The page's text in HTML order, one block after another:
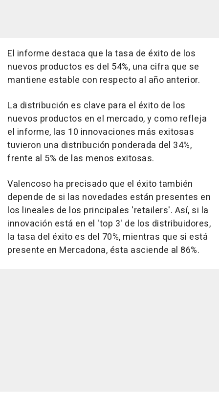
El informe destaca que la tasa de éxito de los
nuevos productos es del 54%, una cifra que se
mantiene estable con respecto al año anterior.
La distribución es clave para el éxito de los
nuevos productos en el mercado, y como refleja
el informe, las 10 innovaciones más exitosas
tuvieron una distribución ponderada del 34%,
frente al 5% de las menos exitosas.
Valencoso ha precisado que el éxito también
depende de si las novedades están presentes en
los lineales de los principales 'retailers'. Así, si la
innovación está en el 'top 3' de los distribuidores,
la tasa del éxito es del 70%, mientras que si está
presente en Mercadona, ésta asciende al 86%.